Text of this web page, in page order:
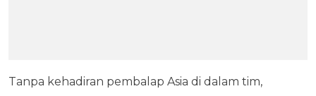
Tanpa kehadiran pembalap Asia di dalam tim,